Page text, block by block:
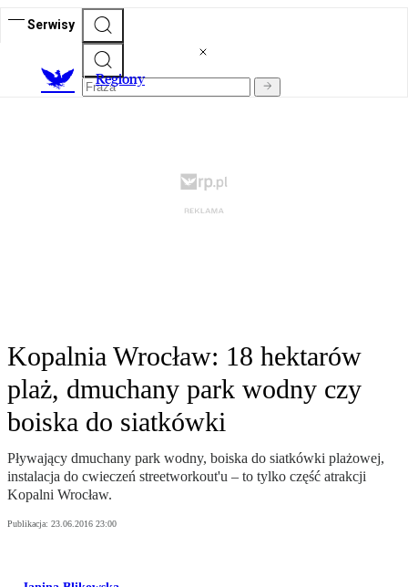
Serwisy
Regiony
Kopalnia Wrocław: 18 hektarów
plaż, dmuchany park wodny czy
boiska do siatkówki
Pływający dmuchany park wodny, boiska do siatkówki plażowej,
instalacja do cwieczeń streetworkout'u – to tylko część atrakcji
Kopalni Wrocław.
Publikacja: 23.06.2016 23:00